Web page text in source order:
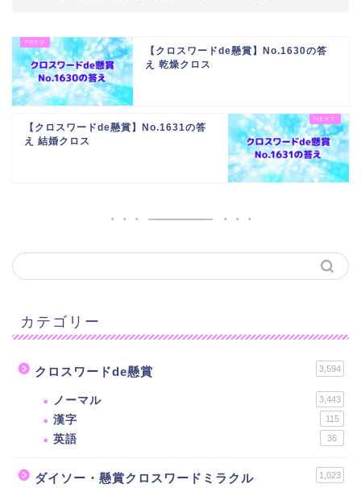
【クロスワードde懸賞】No.1630の答
え 乾燥クロス
【クロスワードde懸賞】No.1631の答
え 結婚クロス
カテゴリー
クロスワードde懸賞 3,594
ノーマル 3,443
漢字 115
英語 36
ダイソー・懸賞クロスワードミラクル 1,023